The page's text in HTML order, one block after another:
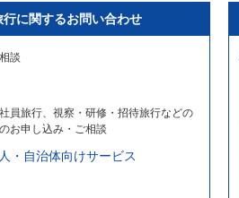
行に関するお問い合わせ
談
員旅行、視察・研修・招待旅行などの
お申し込み・ご相談
・自治体向けサービス